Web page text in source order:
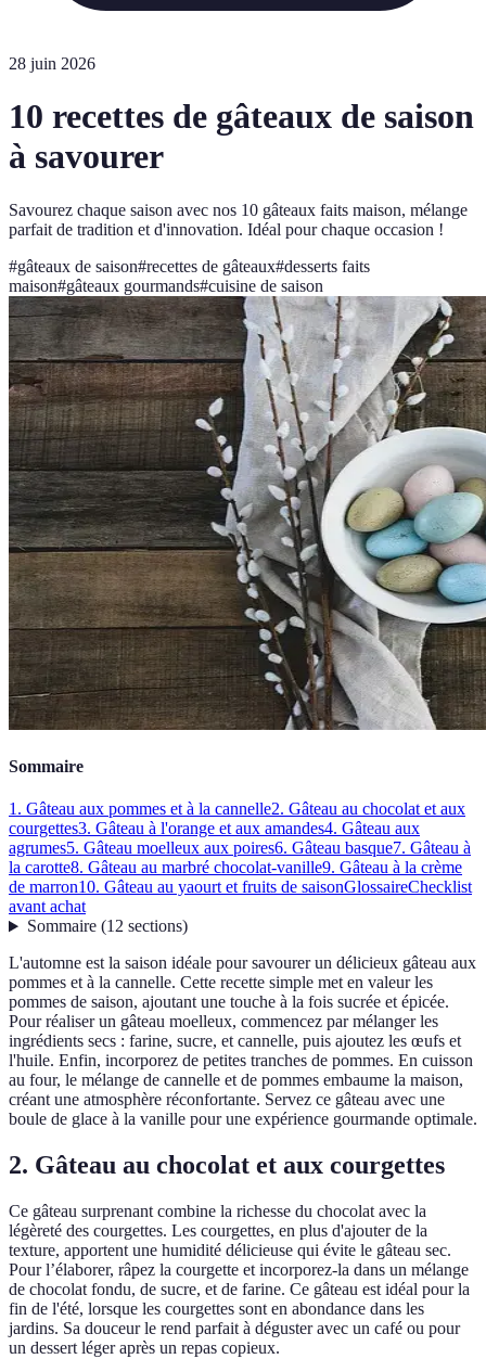
28 juin 2026
10 recettes de gâteaux de saison
à savourer
Savourez chaque saison avec nos 10 gâteaux faits maison, mélange
parfait de tradition et d'innovation. Idéal pour chaque occasion !
#gâteaux de saison#recettes de gâteaux#desserts faits
maison#gâteaux gourmands#cuisine de saison
Sommaire
1. Gâteau aux pommes et à la cannelle2. Gâteau au chocolat et aux
courgettes3. Gâteau à l'orange et aux amandes4. Gâteau aux
agrumes5. Gâteau moelleux aux poires6. Gâteau basque7. Gâteau à
la carotte8. Gâteau au marbré chocolat-vanille9. Gâteau à la crème
de marron10. Gâteau au yaourt et fruits de saisonGlossaireChecklist
avant achat
Sommaire(12 sections)
L'automne est la saison idéale pour savourer un délicieux gâteau aux
pommes et à la cannelle. Cette recette simple met en valeur les
pommes de saison, ajoutant une touche à la fois sucrée et épicée.
Pour réaliser un gâteau moelleux, commencez par mélanger les
ingrédients secs : farine, sucre, et cannelle, puis ajoutez les œufs et
l'huile. Enfin, incorporez de petites tranches de pommes. En cuisson
au four, le mélange de cannelle et de pommes embaume la maison,
créant une atmosphère réconfortante. Servez ce gâteau avec une
boule de glace à la vanille pour une expérience gourmande optimale.
2. Gâteau au chocolat et aux courgettes
Ce gâteau surprenant combine la richesse du chocolat avec la
légèreté des courgettes. Les courgettes, en plus d'ajouter de la
texture, apportent une humidité délicieuse qui évite le gâteau sec.
Pour l’élaborer, râpez la courgette et incorporez-la dans un mélange
de chocolat fondu, de sucre, et de farine. Ce gâteau est idéal pour la
fin de l'été, lorsque les courgettes sont en abondance dans les
jardins. Sa douceur le rend parfait à déguster avec un café ou pour
un dessert léger après un repas copieux.